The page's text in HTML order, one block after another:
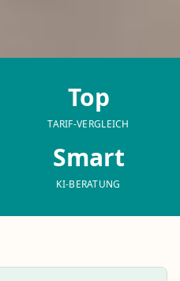
Top
TARIF-VERGLEICH
Smart
KI-BERATUNG